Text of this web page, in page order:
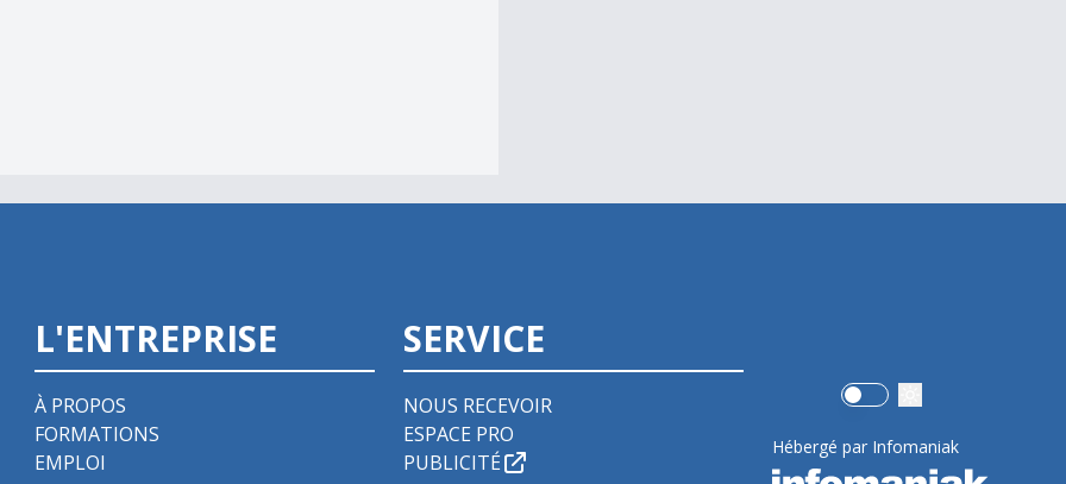
L'ENTREPRISE
À PROPOS
FORMATIONS
EMPLOI
SERVICE
NOUS RECEVOIR
ESPACE PRO
PUBLICITÉ
Use setting
Hébergé par Infomaniak